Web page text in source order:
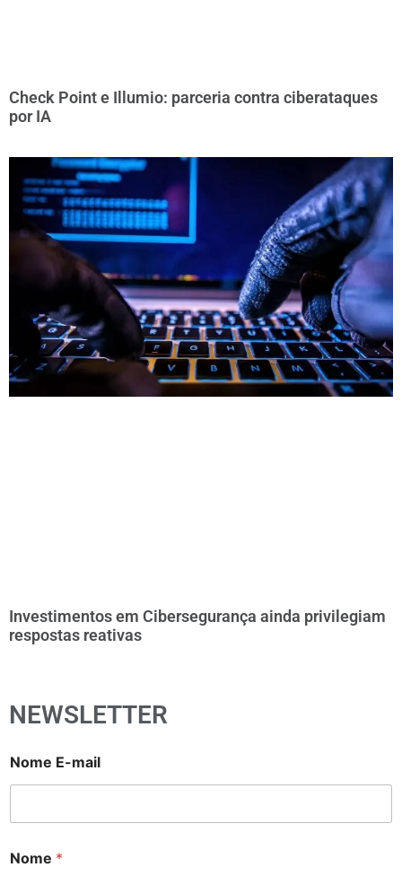
Check Point e Illumio: parceria contra ciberataques
por IA
Investimentos em Cibersegurança ainda privilegiam
respostas reativas
NEWSLETTER
Nome E-mail
Nome *